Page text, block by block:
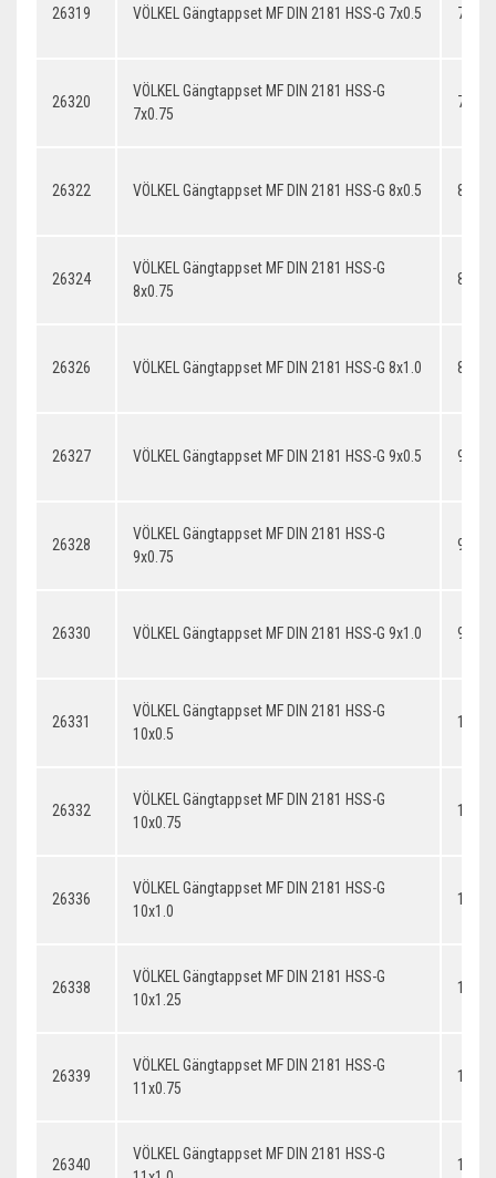
26319 VÖLKEL Gängtappset MF DIN 2181 HSS-G 7x0.5 7x0.5
26320
VÖLKEL Gängtappset MF DIN 2181 HSS-G
7x0.75
26322 VÖLKEL Gängtappset MF DIN 2181 HSS-G 8x0.5 8x0.5
26324
VÖLKEL Gängtappset MF DIN 2181 HSS-G
8x0.75
26326 VÖLKEL Gängtappset MF DIN 2181 HSS-G 8x1.0 8x1.0
26327 VÖLKEL Gängtappset MF DIN 2181 HSS-G 9x0.5 9x0.5
26328
VÖLKEL Gängtappset MF DIN 2181 HSS-G
9x0.75
26330 VÖLKEL Gängtappset MF DIN 2181 HSS-G 9x1.0 9x1.0
26331
VÖLKEL Gängtappset MF DIN 2181 HSS-G
10x0.5
26332
VÖLKEL Gängtappset MF DIN 2181 HSS-G
10x0.75
26336
VÖLKEL Gängtappset MF DIN 2181 HSS-G
10x1.0
26338
VÖLKEL Gängtappset MF DIN 2181 HSS-G
10x1.25
26339
VÖLKEL Gängtappset MF DIN 2181 HSS-G
11x0.75
26340
VÖLKEL Gängtappset MF DIN 2181 HSS-G